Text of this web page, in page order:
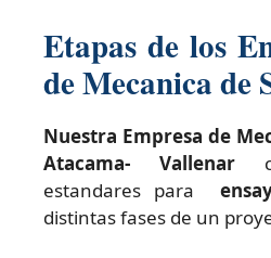
Etapas de los
de Mecanica de
Nuestra Empresa de
Atacama- Vallenar
estandares para
distintas fases de un